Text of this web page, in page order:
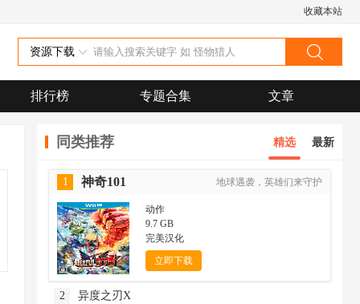
收藏本站
资源下载
排行榜 专题合集 文章
同类推荐 精选 最新
1 神奇101 地球遇袭，英雄们来守护
动作
9.7 GB
完美汉化
立即下载
2 异度之刃X